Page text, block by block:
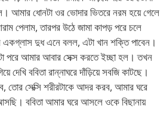
আমার ধোনটা ওর ভোদার ভিতরে নরম হয়ে গেলে
পেলাম, তারপর উঠে জামা কাপড় পরে চলে
দুধ এনে বলল, এটা খান শক্তি পাবেন।
পরে আমার আবার সেক্স করতে ইচ্ছা হল। তখন
ববিতা রান্নাঘরে দাঁড়িয়ে সবজি কাটছে।
সেক্সি শরীরটাকে আদর করব, আমার ঘরে
ববিতা আমার ঘরে আসলে ওকে বিছানায়